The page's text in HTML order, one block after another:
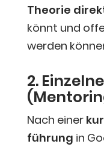
Theo­rie
könnt und
wer­den
2.
Nach einer
füh­rung in